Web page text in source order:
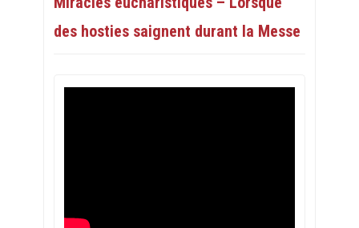
des hosties saignent durant la Messe